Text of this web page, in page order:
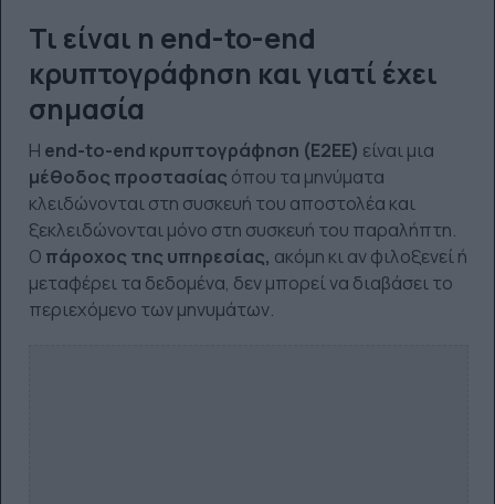
Τι είναι η end-to-end
κρυπτογράφηση και γιατί έχει
σημασία
Η end-to-end κρυπτογράφηση (E2EE) είναι μια
μέθοδος προστασίας όπου τα μηνύματα
κλειδώνονται στη συσκευή του αποστολέα και
ξεκλειδώνονται μόνο στη συσκευή του παραλήπτη.
Ο πάροχος της υπηρεσίας, ακόμη κι αν φιλοξενεί ή
μεταφέρει τα δεδομένα, δεν μπορεί να διαβάσει το
περιεχόμενο των μηνυμάτων.